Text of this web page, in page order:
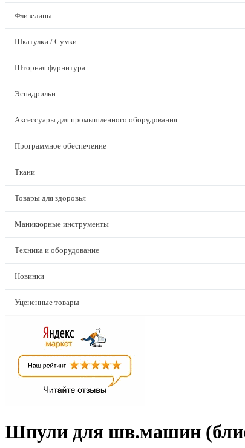
Флизелины
Шкатулки / Сумки
Шторная фурнитура
Эспадрильи
Аксессуары для промышленного оборудования
Программное обеспечение
Ткани
Товары для здоровья
Маникюрные инструменты
Техника и оборудование
Новинки
Уцененные товары
Шпули для шв.машин